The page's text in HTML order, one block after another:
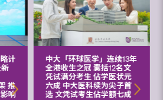
计
推
响
中大「环球医学」连续13年
全港收生之冠 囊括12名文
凭试满分考生 佔学医状元
六成 中大医科续为尖子首
选 文凭试考生佔学额七成